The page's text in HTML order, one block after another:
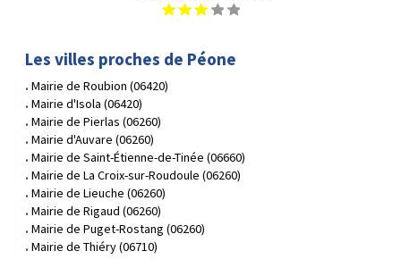
1 2 3 4 5
Les villes proches de Péone
Mairie de Roubion (06420)
Mairie d'Isola (06420)
Mairie de Pierlas (06260)
Mairie d'Auvare (06260)
Mairie de Saint-Étienne-de-Tinée (06660)
Mairie de La Croix-sur-Roudoule (06260)
Mairie de Lieuche (06260)
Mairie de Rigaud (06260)
Mairie de Puget-Rostang (06260)
Mairie de Thiéry (06710)